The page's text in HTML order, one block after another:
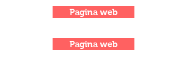
Pagina web
Pagina web